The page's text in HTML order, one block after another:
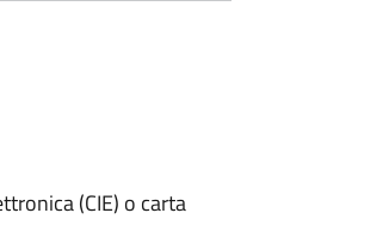
(CIE) o carta